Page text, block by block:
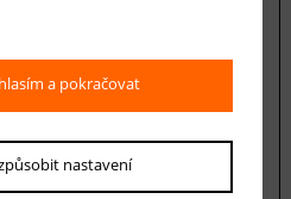
ochranyosobních
údajů
a pokračovat
nastavení